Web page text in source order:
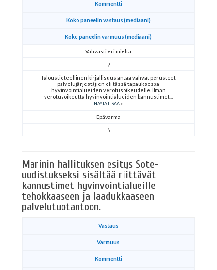
Kommentti
Koko paneelin vastaus (mediaani)
Koko paneelin varmuus (mediaani)
Vahvasti eri mieltä
9
Taloustieteellinen kirjallisuus antaa vahvat perusteet
palvelujärjestäjien eli tässä tapauksessa
hyvinvointialueiden verotusoikeudelle. Ilman
verotusoikeutta hyvinvointialueiden kannustimet
NÄYTÄ LISÄÄ
Epävarma
6
Marinin hallituksen esitys Sote-
uudistukseksi sisältää riittävät
kannustimet hyvinvointialueille
tehokkaaseen ja laadukkaaseen
palvelutuotantoon.
Vastaus
Varmuus
Kommentti